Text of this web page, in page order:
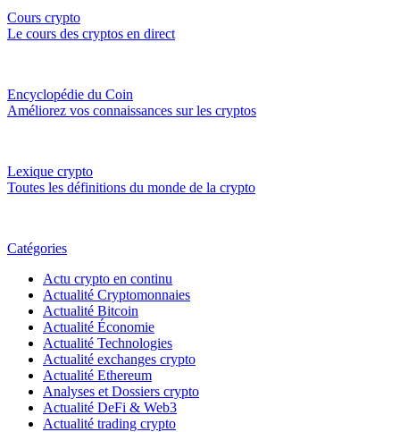
Cours crypto
Le cours des cryptos en direct
Encyclopédie du Coin
Améliorez vos connaissances sur les cryptos
Lexique crypto
Toutes les définitions du monde de la crypto
Catégories
Actu crypto en continu
Actualité Cryptomonnaies
Actualité Bitcoin
Actualité Économie
Actualité Technologies
Actualité exchanges crypto
Actualité Ethereum
Analyses et Dossiers crypto
Actualité DeFi & Web3
Actualité trading crypto